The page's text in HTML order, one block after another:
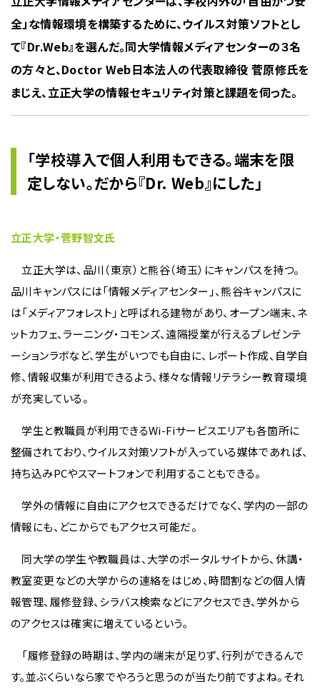
全」な情報環境を構築するために、ウイルス対策ソフトとし
て『Dr.Web』を選んだ。同大学情報メディアセンターの３名
の方々と、Doctor Web日本法人の代表取締役 菅原修氏を
まじえ、立正大学の情報セキュリティ対策と課題を伺った。
「学校導入で個人利用もできる。端末を限
定しない。だから『Dr. Web』にした」
立正大学・菅野智文氏
立正大学は、品川（東京）と熊谷（埼玉）にキャンパスを持つ。
品川キャンパスには「情報メディアセンター」、熊谷キャンパスに
は「メディアフォレスト」と呼ばれる建物があり、オープン端末、ネ
ットカフェ、ラーニング・コモンズ、遠隔授業が行えるプレゼンテ
ーションラボなど、学生がいつでも自由に、レポート作成、自学自
修、情報収集が利用できるよう、様々な情報リテラシー教育環境
が充実している。
学生と教職員が利用できるWi-Fiサービスエリアも各箇所に
整備されており、ウイルス対策ソフトが入っている媒体であれば、
持ち込みPCやスマートフォンで利用することもできる。
学外の情報に自由にアクセスできるだけでなく、学内の一部の
情報にも、どこからでもアクセス可能だ。
同大学の学生や教職員は、大学のポータルサイトから、休講・
教室変更などの大学からの連絡をはじめ、時間割などの個人情
報管理、履修登録、シラバス検索などにアクセスでき、学外から
のアクセスは確実に増えているという。
「履修登録の時期は、学内の端末が足りず、行列ができるんで
す。並ぶくらいなら家でやろうと思うのが当たり前ですよね。それ